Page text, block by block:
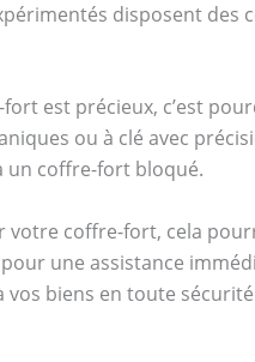
disposent des
est précieux, c’est
ou à clé avec
un coffre-fort bloqué.
votre coffre-fort, cela
pour une assistance
biens en toute